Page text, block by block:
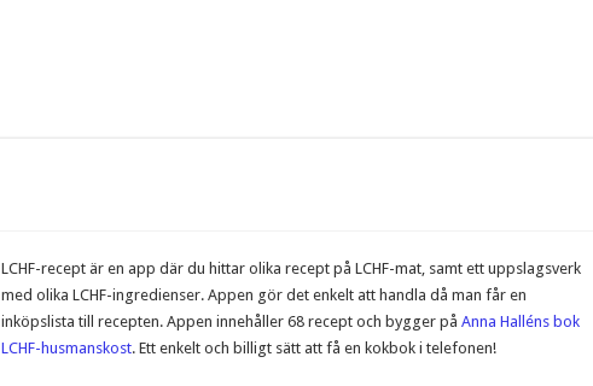
LCHF-recept är en app där du hittar olika recept på LCHF-mat, samt ett uppslagsverk
med olika LCHF-ingredienser. Appen gör det enkelt att handla då man får en
inköpslista till recepten. Appen innehåller 68 recept och bygger på Anna Halléns bok
LCHF-husmanskost. Ett enkelt och billigt sätt att få en kokbok i telefonen!